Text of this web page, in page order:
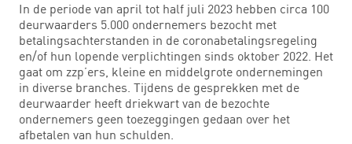
In de periode van april tot half juli 2023 hebben circa 100
deurwaarders 5.000 ondernemers bezocht met
betalingsachterstanden in de coronabetalingsregeling
en/of hun lopende verplichtingen sinds oktober 2022. Het
gaat om zzp’ers, kleine en middelgrote ondernemingen
in diverse branches. Tijdens de gesprekken met de
deurwaarder heeft driekwart van de bezochte
ondernemers geen toezeggingen gedaan over het
afbetalen van hun schulden.